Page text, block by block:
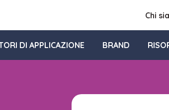
Chi
DI APPLICAZIONE BRAND